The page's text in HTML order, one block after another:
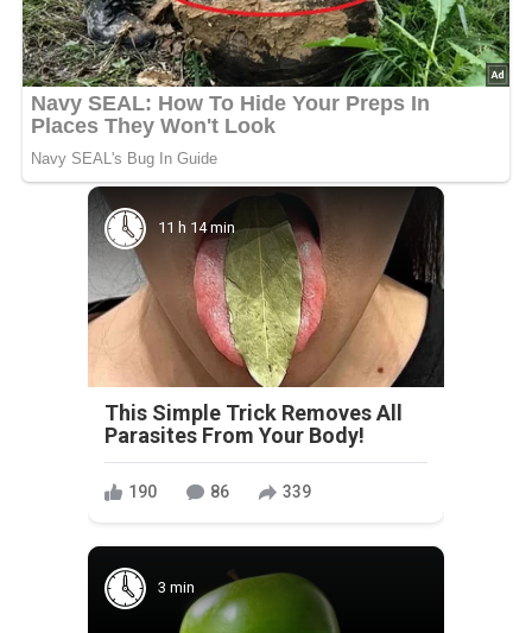
11 h 14 min
This Simple Trick Removes All
Parasites From Your Body!
190 86 339
3 min